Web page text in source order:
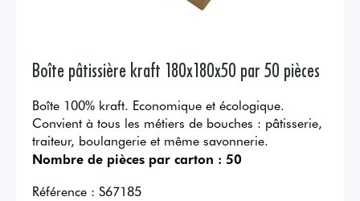
Boîte pâtissière kraft 180x180x50 par 50 pièces
Boîte 100% kraft. Economique et écologique.
Convient à tous les métiers de bouches : pâtisserie,
traiteur, boulangerie et même savonnerie.
Nombre de pièces par carton : 50
Référence : S67185